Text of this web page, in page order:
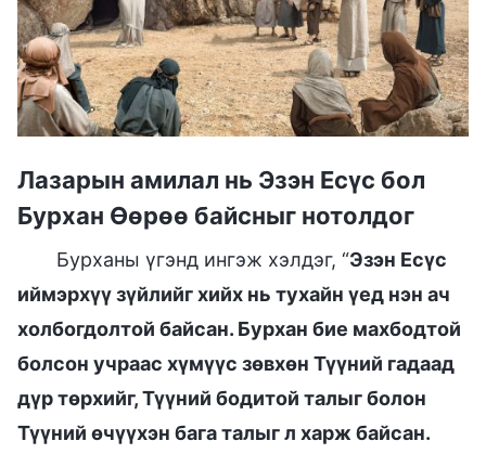
Лазарын амилал нь Эзэн Есүс бол
Бурхан Өөрөө байсныг нотолдог
Бурханы үгэнд ингэж хэлдэг, “Эзэн Есүс
иймэрхүү зүйлийг хийх нь тухайн үед нэн ач
холбогдолтой байсан. Бурхан бие махбодтой
болсон учраас хүмүүс зөвхөн Түүний гадаад
дүр төрхийг, Түүний бодитой талыг болон
Түүний өчүүхэн бага талыг л харж байсан.